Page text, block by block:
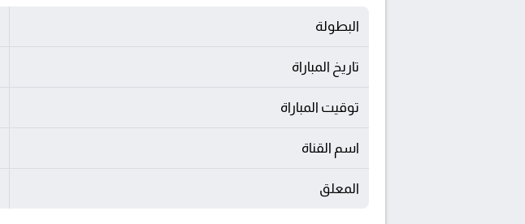
البطولة
تاريخ المباراة
توقيت المباراة
اسم القناة
المعلق